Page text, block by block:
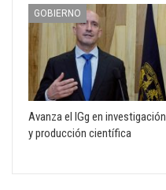
GOBIERNO
Avanza el IGg en investigación
y producción científica